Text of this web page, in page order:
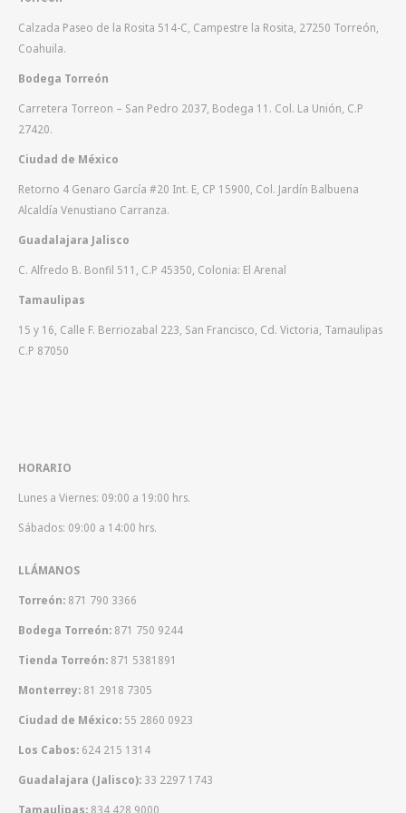
Calzada Paseo de la Rosita 514-C, Campestre la Rosita, 27250 Torreón,
Coahuila.
Bodega Torreón
Carretera Torreon – San Pedro 2037, Bodega 11. Col. La Unión, C.P
27420.
Ciudad de México
Retorno 4 Genaro García #20 Int. E, CP 15900, Col. Jardín Balbuena
Alcaldía Venustiano Carranza.
Guadalajara Jalisco
C. Alfredo B. Bonfil 511, C.P 45350, Colonia: El Arenal
Tamaulipas
15 y 16, Calle F. Berriozabal 223, San Francisco, Cd. Victoria, Tamaulipas
C.P 87050
HORARIO
Lunes a Viernes: 09:00 a 19:00 hrs.
Sábados: 09:00 a 14:00 hrs.
LLÁMANOS
Torreón: 871 790 3366
Bodega Torreón: 871 750 9244
Tienda Torreón: 871 5381891
Monterrey: 81 2918 7305
Ciudad de México: 55 2860 0923
Los Cabos: 624 215 1314
Guadalajara (Jalisco): 33 2297 1743
Tamaulipas: 834 428 9000